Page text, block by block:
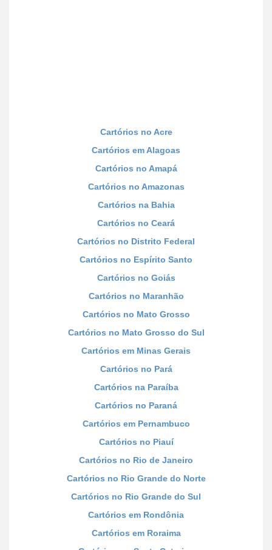
Cartórios no Acre
Cartórios em Alagoas
Cartórios no Amapá
Cartórios no Amazonas
Cartórios na Bahia
Cartórios no Ceará
Cartórios no Distrito Federal
Cartórios no Espírito Santo
Cartórios no Goiás
Cartórios no Maranhão
Cartórios no Mato Grosso
Cartórios no Mato Grosso do Sul
Cartórios em Minas Gerais
Cartórios no Pará
Cartórios na Paraíba
Cartórios no Paraná
Cartórios em Pernambuco
Cartórios no Piauí
Cartórios no Rio de Janeiro
Cartórios no Rio Grande do Norte
Cartórios no Rio Grande do Sul
Cartórios em Rondônia
Cartórios em Roraima